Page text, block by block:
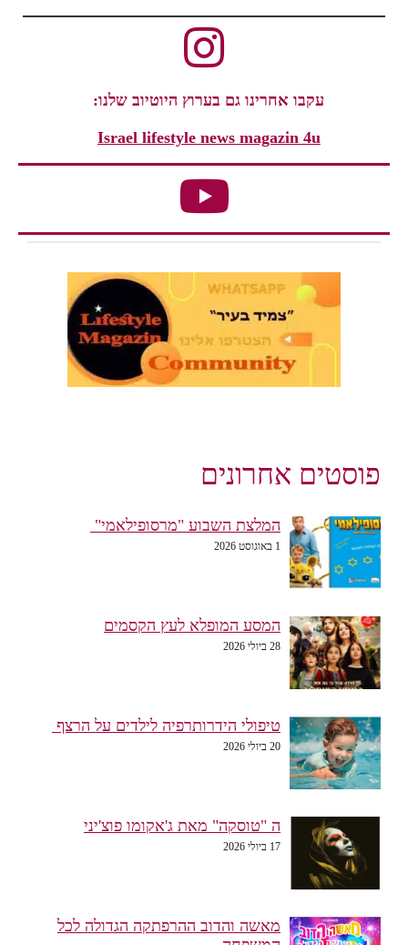
עקבו אחרינו גם בערוץ היוטיוב שלנו:
Israel lifestyle news magazin 4u
פוסטים אחרונים
המלצת השבוע "מרסופילאמי"
1 באוגוסט 2026
המסע המופלא לעץ הקסמים
28 ביולי 2026
טיפולי הידרותרפיה לילדים על הרצף
20 ביולי 2026
ה "טוסקה" מאת ג'אקומו פוצ'יני
17 ביולי 2026
מאשה והדוב ההרפתקה הגדולה לכל